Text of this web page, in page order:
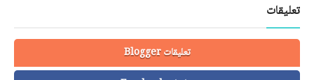
تعليقات
تعليقات Blogger